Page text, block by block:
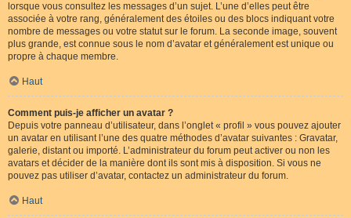
lorsque vous consultez les messages d’un sujet. L’une d’elles peut être
associée à votre rang, généralement des étoiles ou des blocs indiquant votre
nombre de messages ou votre statut sur le forum. La seconde image, souvent
plus grande, est connue sous le nom d’avatar et généralement est unique ou
propre à chaque membre.
Haut
Comment puis-je afficher un avatar ?
Depuis votre panneau d’utilisateur, dans l’onglet « profil » vous pouvez ajouter
un avatar en utilisant l’une des quatre méthodes d’avatar suivantes : Gravatar,
galerie, distant ou importé. L’administrateur du forum peut activer ou non les
avatars et décider de la manière dont ils sont mis à disposition. Si vous ne
pouvez pas utiliser d’avatar, contactez un administrateur du forum.
Haut